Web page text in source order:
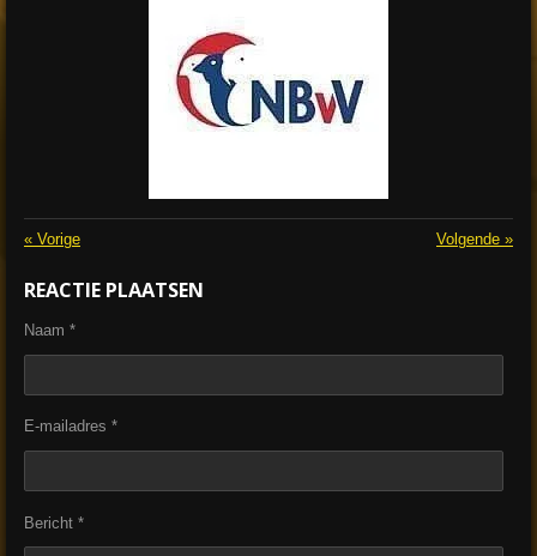
« Vorige Volgende »
REACTIE PLAATSEN
Naam *
E-mailadres *
Bericht *